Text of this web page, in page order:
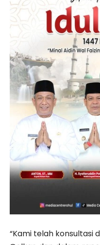
“Kami telah konsultasi